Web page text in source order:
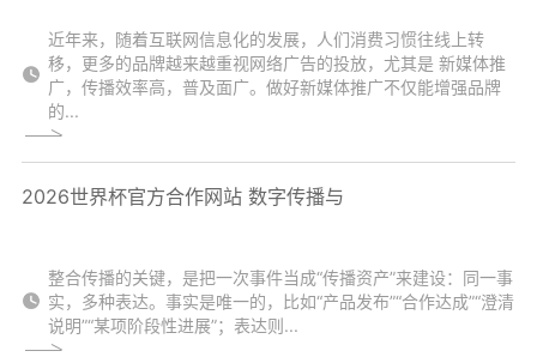
近年来，随着互联网信息化的发展，人们消费习惯往线上转
移，更多的品牌越来越重视网络广告的投放，尤其是 新媒体推
广，传播效率高，普及面广。做好新媒体推广不仅能增强品牌
的...
2026世界杯官方合作网站 数字传播与
整合传播的关键，是把一次事件当成“传播资产”来建设：同一事
实，多种表达。事实是唯一的，比如“产品发布”“合作达成”“澄清
说明”“某项阶段性进展”；表达则...